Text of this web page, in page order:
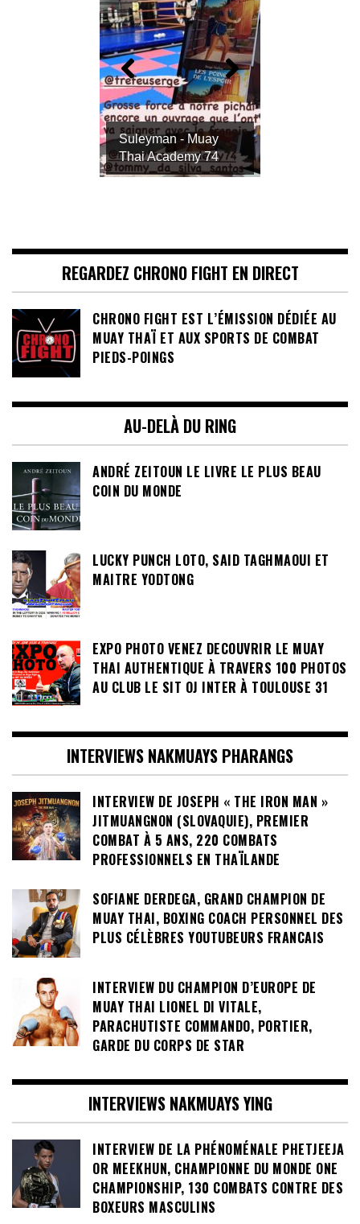
Suleyman - Muay
Thai Academy 74
REGARDEZ CHRONO FIGHT EN DIRECT
CHRONO FIGHT EST L’ÉMISSION DÉDIÉE AU
MUAY THAÏ ET AUX SPORTS DE COMBAT
PIEDS-POINGS
AU-DELÀ DU RING
ANDRÉ ZEITOUN LE LIVRE LE PLUS BEAU
COIN DU MONDE
LUCKY PUNCH LOTO, SAID TAGHMAOUI ET
MAITRE YODTONG
EXPO PHOTO VENEZ DECOUVRIR LE MUAY
THAI AUTHENTIQUE À TRAVERS 100 PHOTOS
AU CLUB LE SIT OJ INTER À TOULOUSE 31
INTERVIEWS NAKMUAYS PHARANGS
INTERVIEW DE JOSEPH « THE IRON MAN »
JITMUANGNON (SLOVAQUIE), PREMIER
COMBAT À 5 ANS, 220 COMBATS
PROFESSIONNELS EN THAÏLANDE
SOFIANE DERDEGA, GRAND CHAMPION DE
MUAY THAI, BOXING COACH PERSONNEL DES
PLUS CÉLÈBRES YOUTUBEURS FRANCAIS
INTERVIEW DU CHAMPION D’EUROPE DE
MUAY THAI LIONEL DI VITALE,
PARACHUTISTE COMMANDO, PORTIER,
GARDE DU CORPS DE STAR
INTERVIEWS NAKMUAYS YING
INTERVIEW DE LA PHÉNOMÉNALE PHETJEEJA
OR MEEKHUN, CHAMPIONNE DU MONDE ONE
CHAMPIONSHIP, 130 COMBATS CONTRE DES
BOXEURS MASCULINS